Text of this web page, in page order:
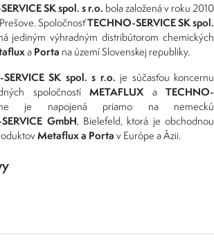
SK spol. s r.o. bola založená v roku 2010
SpoločnosťTECHNO-SERVICE SK spol.
jediným výhradným distribútorom chemických
a Porta na území Slovenskej republiky.
SK spol. s r.o. je súčasťou koncernu
spoločností METAFLUXa TECHNO-
je napojená priamo na nemeckú
GmbH, Bielefeld, ktorá je obchodnou
Metaflux a Porta v Európe a Ázii.